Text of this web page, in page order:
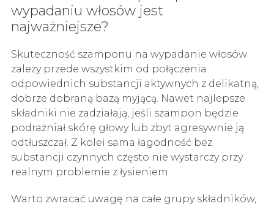
wypadaniu włosów jest
najważniejsze?
Skuteczność szamponu na wypadanie włosów
zależy przede wszystkim od połączenia
odpowiednich substancji aktywnych z delikatną,
dobrze dobraną bazą myjącą. Nawet najlepsze
składniki nie zadziałają, jeśli szampon będzie
podrażniał skórę głowy lub zbyt agresywnie ją
odtłuszczał. Z kolei sama łagodność bez
substancji czynnych często nie wystarczy przy
realnym problemie z łysieniem.
Warto zwracać uwagę na całe grupy składników,